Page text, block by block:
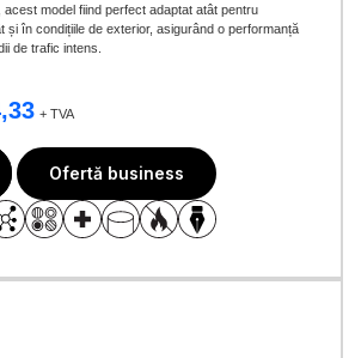
model fiind perfect adaptat atât pentru
și în condițiile de exterior, asigurând o performanță
de trafic intens.
+ TVA
Ofertă business